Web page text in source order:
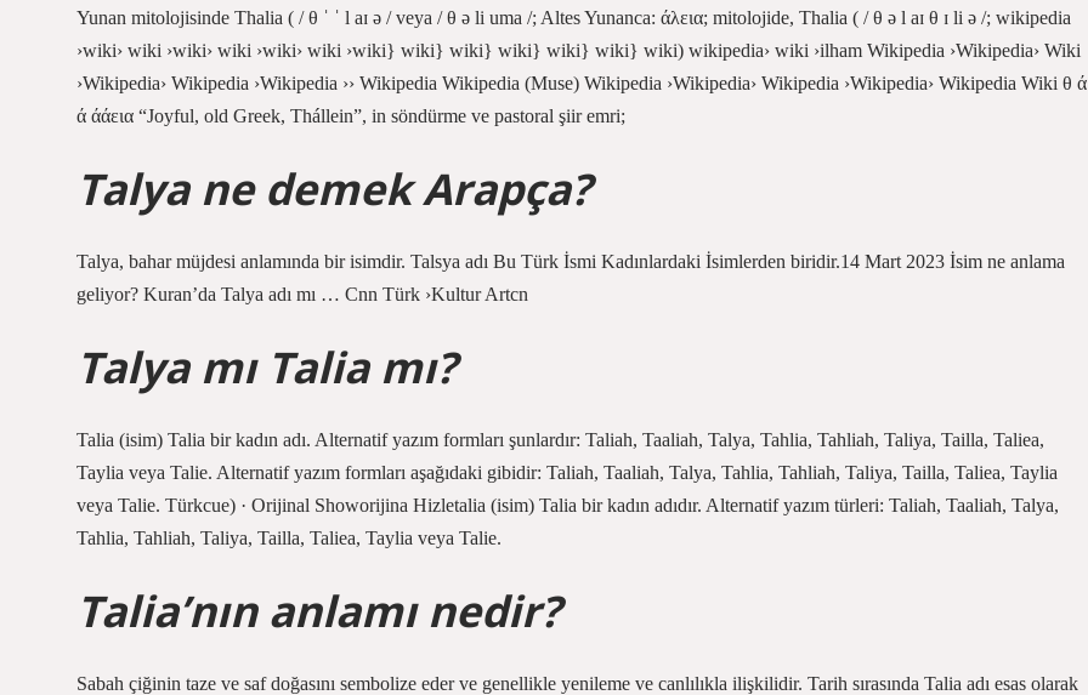
Yunan mitolojisinde Thalia ( / θ ˈ ˈ l aɪ ə / veya / θ ə li uma /; Altes Yunanca: άλεια; mitolojide, Thalia ( / θ ə l aɪ θ ɪ li ə /; wikipedia
›wiki› wiki ›wiki› wiki ›wiki› wiki ›wiki} wiki} wiki} wiki} wiki} wiki} wiki) wikipedia› wiki ›ilham Wikipedia ›Wikipedia› Wiki
›Wikipedia› Wikipedia ›Wikipedia ›› Wikipedia Wikipedia (Muse) Wikipedia ›Wikipedia› Wikipedia ›Wikipedia› Wikipedia Wiki θ ά
ά άάεια “Joyful, old Greek, Thállein”, in söndürme ve pastoral şiir emri;
Talya ne demek Arapça?
Talya, bahar müjdesi anlamında bir isimdir. Talsya adı Bu Türk İsmi Kadınlardaki İsimlerden biridir.14 Mart 2023 İsim ne anlama
geliyor? Kuran’da Talya adı mı … Cnn Türk ›Kultur Artcn
Talya mı Talia mı?
Talia (isim) Talia bir kadın adı. Alternatif yazım formları şunlardır: Taliah, Taaliah, Talya, Tahlia, Tahliah, Taliya, Tailla, Taliea,
Taylia veya Talie. Alternatif yazım formları aşağıdaki gibidir: Taliah, Taaliah, Talya, Tahlia, Tahliah, Taliya, Tailla, Taliea, Taylia
veya Talie. Türkcue) · Orijinal Showorijina Hizletalia (isim) Talia bir kadın adıdır. Alternatif yazım türleri: Taliah, Taaliah, Talya,
Tahlia, Tahliah, Taliya, Tailla, Taliea, Taylia veya Talie.
Talia’nın anlamı nedir?
Sabah çiğinin taze ve saf doğasını sembolize eder ve genellikle yenileme ve canlılıkla ilişkilidir. Tarih sırasında Talia adı esas olarak